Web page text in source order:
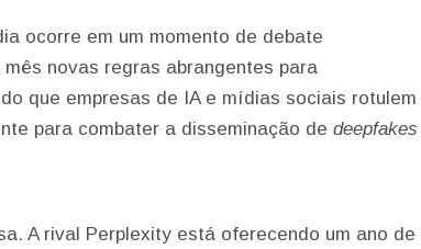
ocorre em um momento de debate
novas regras abrangentes para
que empresas de IA e mídias sociais rotulem
para combater a disseminação de deepfakes
A rival Perplexity está oferecendo um ano de